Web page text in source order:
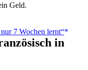
Geld.
in